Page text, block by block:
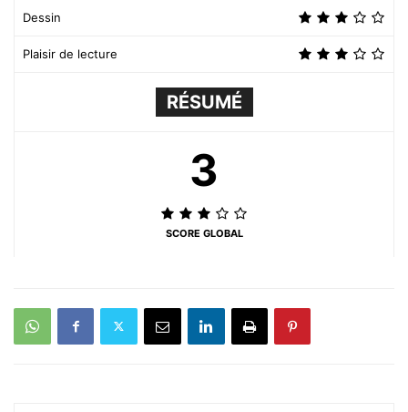
Dessin
Plaisir de lecture
RÉSUMÉ
3
SCORE GLOBAL